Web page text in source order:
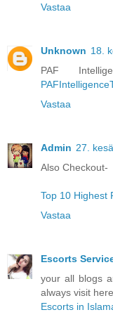
Vastaa
Unknown 18.
PAF
Vastaa
Admin 27.
Also Checkout-
Top 10 Highest
Vastaa
Escorts
your all blogs
always visit
Escorts in